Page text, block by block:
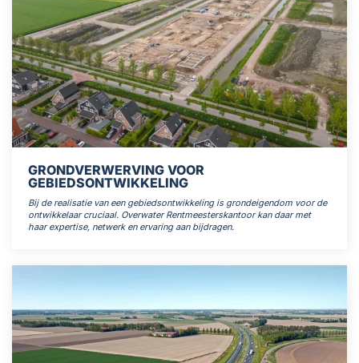
GRONDVERWERVING VOOR
GEBIEDSONTWIKKELING
Bij de realisatie van een gebiedsontwikkeling is grondeigendom voor de
ontwikkelaar cruciaal. Overwater Rentmeesterskantoor kan daar met
haar expertise, netwerk en ervaring aan bijdragen.